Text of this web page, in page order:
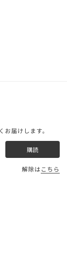
届けします。
解除はこちら